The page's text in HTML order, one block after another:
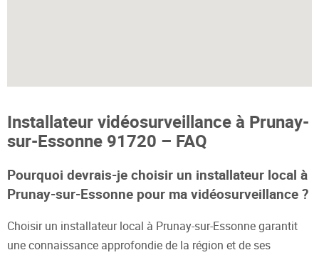
Installateur vidéosurveillance à Prunay-
sur-Essonne 91720 – FAQ
Pourquoi devrais-je choisir un installateur local à
Prunay-sur-Essonne pour ma vidéosurveillance ?
Choisir un installateur local à Prunay-sur-Essonne garantit
une connaissance approfondie de la région et de ses